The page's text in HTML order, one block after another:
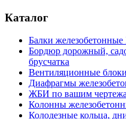
Каталог
Балки
Бордюр дорожный,
брусчатка
Вентиляционные блоки
Диафрагмы
ЖБИ по вашим
Колонны
Колодезные кольца,